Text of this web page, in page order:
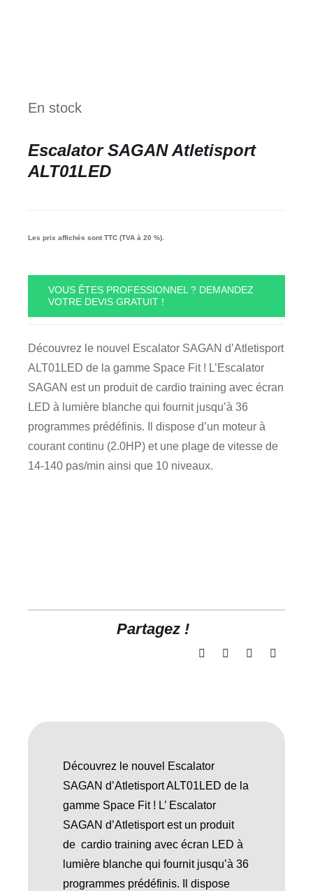
En stock
Escalator SAGAN Atletisport
ALT01LED
Les prix affichés sont TTC (TVA à 20 %).
VOUS ÊTES PROFESSIONNEL ? DEMANDEZ
VOTRE DEVIS GRATUIT !
Découvrez le nouvel Escalator SAGAN d’Atletisport
ALT01LED de la gamme Space Fit ! L’Escalator
SAGAN est un produit de cardio training avec écran
LED à lumière blanche qui fournit jusqu’à 36
programmes prédéfinis. Il dispose d’un moteur à
courant continu (2.0HP) et une plage de vitesse de
14-140 pas/min ainsi que 10 niveaux.
Partagez !
Découvrez le nouvel Escalator
SAGAN d’Atletisport ALT01LED de la
gamme Space Fit ! L’ Escalator
SAGAN d’Atletisport est un produit
de cardio training avec écran LED à
lumière blanche qui fournit jusqu’à 36
programmes prédéfinis. Il dispose